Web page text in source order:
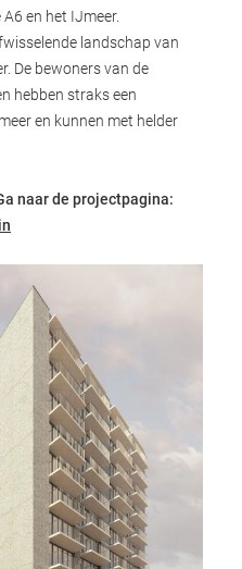
en het IJmeer.
landschap van
De bewoners van de
hebben straks een
en kunnen met helder
naar de projectpagina: